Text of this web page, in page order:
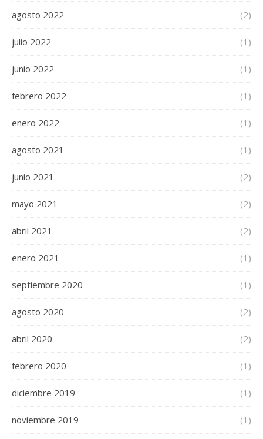
agosto 2022 (2)
julio 2022 (1)
junio 2022 (1)
febrero 2022 (1)
enero 2022 (1)
agosto 2021 (1)
junio 2021 (2)
mayo 2021 (2)
abril 2021 (2)
enero 2021 (1)
septiembre 2020 (1)
agosto 2020 (2)
abril 2020 (2)
febrero 2020 (1)
diciembre 2019 (1)
noviembre 2019 (1)